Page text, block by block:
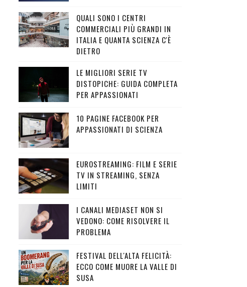
QUALI SONO I CENTRI
COMMERCIALI PIÙ GRANDI IN
ITALIA E QUANTA SCIENZA C'È
DIETRO
LE MIGLIORI SERIE TV
DISTOPICHE: GUIDA COMPLETA
PER APPASSIONATI
10 PAGINE FACEBOOK PER
APPASSIONATI DI SCIENZA
EUROSTREAMING: FILM E SERIE
TV IN STREAMING, SENZA
LIMITI
I CANALI MEDIASET NON SI
VEDONO: COME RISOLVERE IL
PROBLEMA
FESTIVAL DELL'ALTA FELICITÀ:
ECCO COME MUORE LA VALLE DI
SUSA